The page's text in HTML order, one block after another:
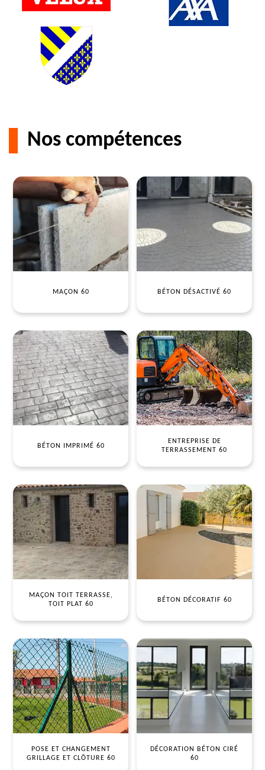
Nos compétences
MAÇON 60 BÉTON DÉSACTIVÉ 60
BÉTON IMPRIMÉ 60
ENTREPRISE DE
TERRASSEMENT 60
MAÇON TOIT TERRASSE,
TOIT PLAT 60
BÉTON DÉCORATIF 60
POSE ET CHANGEMENT
GRILLAGE ET CLÔTURE 60
DÉCORATION BÉTON CIRÉ
60